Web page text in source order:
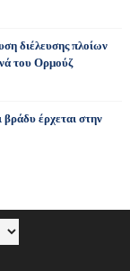
διέλευσης πλοίων
του Ορμούζ
έρχεται στην